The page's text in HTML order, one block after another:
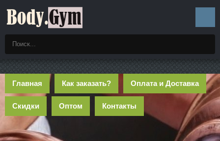
Главная Как заказать? Оплата и Доставка
Скидки Оптом Контакты